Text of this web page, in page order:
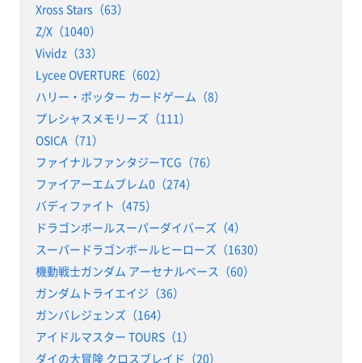
Xross Stars（63）
Z/X（1040）
Vividz（33）
Lycee OVERTURE（602）
ハリー・ポッター カードゲーム（8）
プレシャスメモリーズ（111）
OSICA（71）
ファイナルファンタジーTCG（76）
ファイアーエムブレム0（274）
バディファイト（475）
ドラゴンボールスーパーダイバーズ（4）
スーパードラゴンボールヒーローズ（1630）
機動戦士ガンダム アーセナルベース（60）
ガンダムトライエイジ（36）
ガンバレジェンズ（164）
アイドルマスター TOURS（1）
ダイの大冒険 クロスブレイド（20）